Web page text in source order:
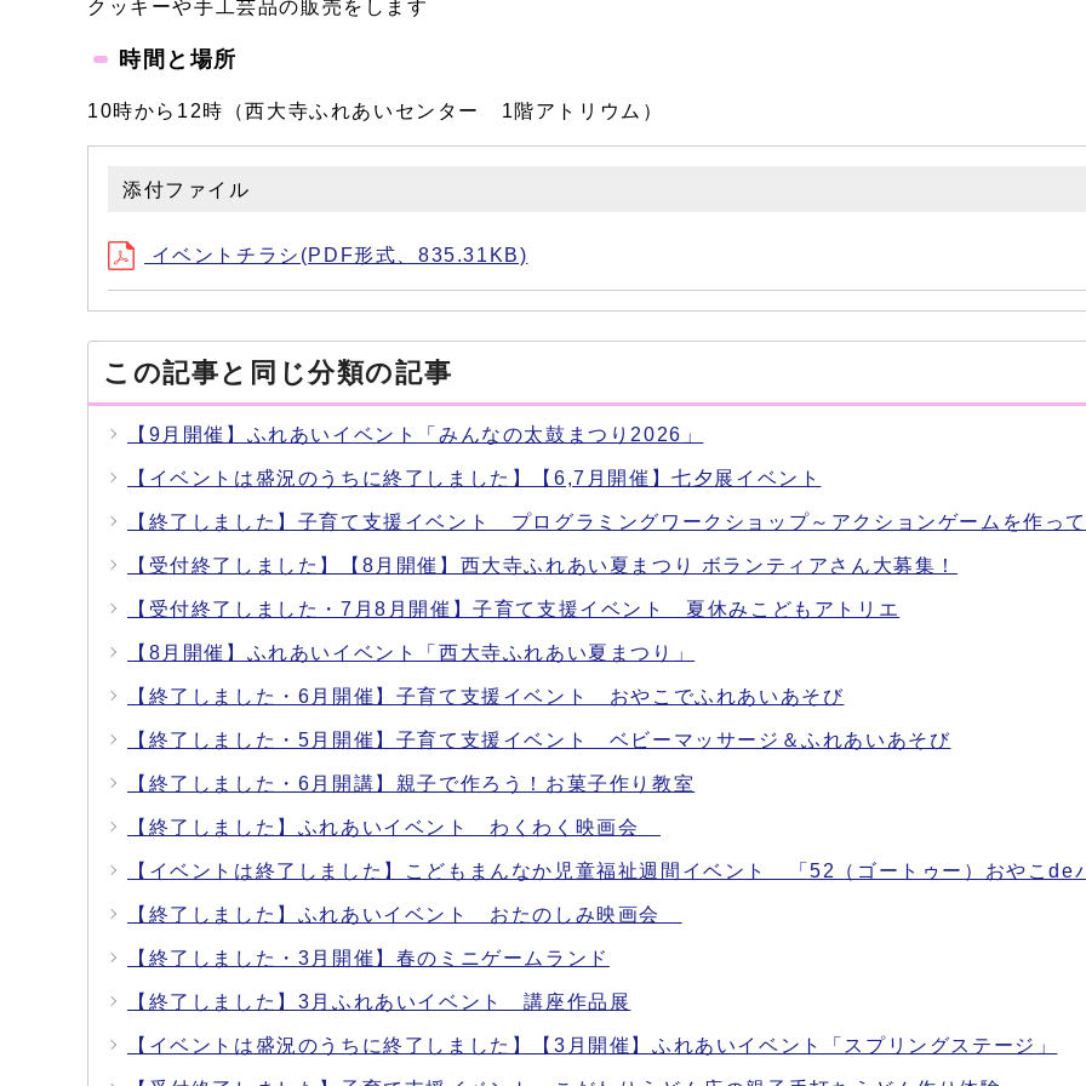
クッキーや手工芸品の販売をします
時間と場所
10時から12時（西大寺ふれあいセンター 1階アトリウム）
添付ファイル
イベントチラシ(PDF形式、835.31KB)
この記事と同じ分類の記事
【9月開催】ふれあいイベント「みんなの太鼓まつり2026」
【イベントは盛況のうちに終了しました】【6,7月開催】七夕展イベント
【終了しました】子育て支援イベント プログラミングワークショップ～アクションゲームを作っ
【受付終了しました】【8月開催】西大寺ふれあい夏まつり ボランティアさん大募集！
【受付終了しました・7月8月開催】子育て支援イベント 夏休みこどもアトリエ
【8月開催】ふれあいイベント「西大寺ふれあい夏まつり」
【終了しました・6月開催】子育て支援イベント おやこでふれあいあそび
【終了しました・5月開催】子育て支援イベント ベビーマッサージ＆ふれあいあそび
【終了しました・6月開講】親子で作ろう！お菓子作り教室
【終了しました】ふれあいイベント わくわく映画会
【イベントは終了しました】こどもまんなか児童福祉週間イベント 「52（ゴートゥー）おやこde
【終了しました】ふれあいイベント おたのしみ映画会
【終了しました・3月開催】春のミニゲームランド
【終了しました】3月ふれあいイベント 講座作品展
【イベントは盛況のうちに終了しました】【3月開催】ふれあいイベント「スプリングステージ」